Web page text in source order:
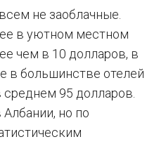
не заоблачные.
в уютном местном
чем в 10 долларов, в
в большинстве отелей
среднем 95 долларов.
но по